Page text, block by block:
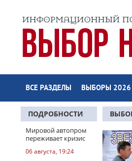
ВСЕ РАЗДЕЛЫ ВЫБОРЫ 2026
ПОДРОБНОСТИ
Мировой автопром
переживает кризис
06 августа, 19:24
КРАЙ